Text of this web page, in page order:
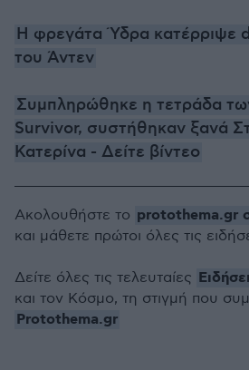
Η φρεγάτα Ύδρα κατέρριψε
του Άντεν
Συμπληρώθηκε η τετράδα
Survivor, συστήθηκαν ξανά
Κατερίνα - Δείτε βίντεο
Ακολουθήστε το protothema.gr
και μάθετε πρώτοι όλες τις
Δείτε όλες τις τελευταίες
και τον Κόσμο, τη στιγμή που
Protothema.gr